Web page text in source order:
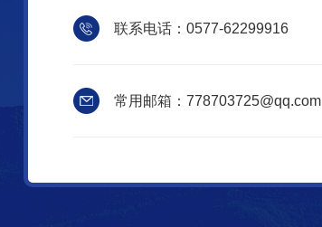
联系电话：0577-62299916
常用邮箱：778703725@qq.com